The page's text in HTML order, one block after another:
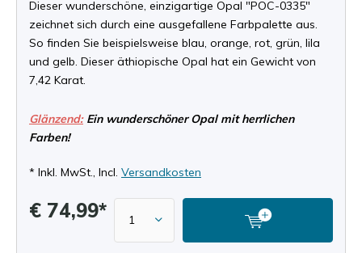
Dieser wunderschöne, einzigartige Opal "POC-0335"
zeichnet sich durch eine ausgefallene Farbpalette aus.
So finden Sie beispielsweise blau, orange, rot, grün, lila
und gelb. Dieser äthiopische Opal hat ein Gewicht von
7,42 Karat.
Glänzend:Ein wunderschöner Opal mit herrlichen
Farben!
* Inkl. MwSt., Incl. Versandkosten
€ 74,99*